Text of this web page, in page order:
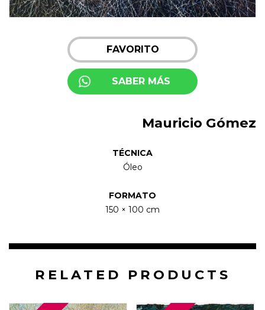
FAVORITO
SABER MÁS
Mauricio Gómez
TÉCNICA
Óleo
FORMATO
150 × 100 cm
RELATED PRODUCTS